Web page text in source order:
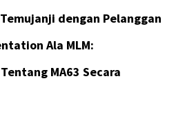
dengan Pelanggan
Ala MLM:
MA63 Secara